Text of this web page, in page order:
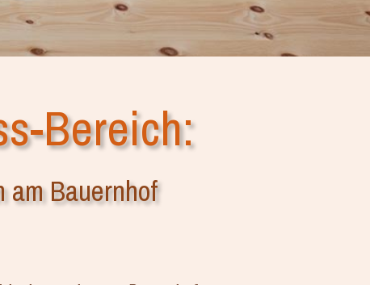
Bereich:
am Bauernhof